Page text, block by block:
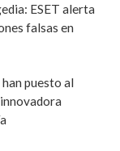
ESET alerta
falsas en
puesto al